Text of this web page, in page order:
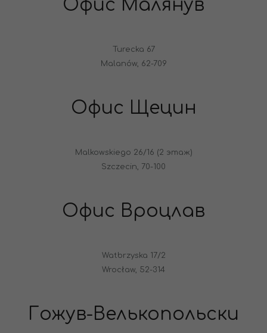
Офис Малянув
Turecka 67
Malanów, 62-709
Офис Щецин
Malkowskiego 26/16 (2 этаж)
Szczecin, 70-100
Офис Вроцлав
Watbrzyska 17/2
Wrocław, 52-314
Гожув-Велькопольски